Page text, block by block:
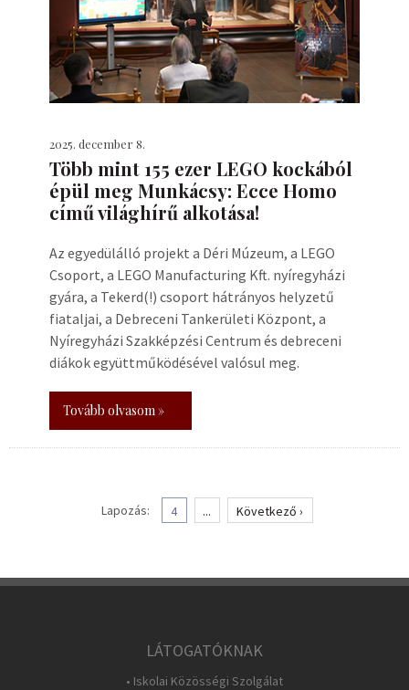
2025. december 8.
Több mint 155 ezer LEGO kockából
épül meg Munkácsy: Ecce Homo
című világhírű alkotása!
Az egyedülálló projekt a Déri Múzeum, a LEGO
Csoport, a LEGO Manufacturing Kft. nyíregyházi
gyára, a Tekerd(!) csoport hátrányos helyzetű
fiataljai, a Debreceni Tankerületi Központ, a
Nyíregyházi Szakképzési Centrum és debreceni
diákok együttműködésével valósul meg.
Tovább olvasom »
Lapozás: 4 ... Következő ›
LÁTOGATÓKNAK
• Iskolai Közösségi Szolgálat